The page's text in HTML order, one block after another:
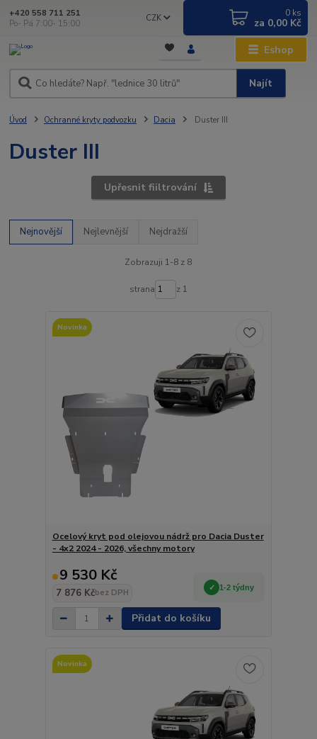
Eshop
CZK
Najít
+420 558 711 251
Po- Pá 7:00- 15:00
0 ks
za 0,00 Kč
Úvod Ochranné kryty podvozku Dacia Duster III
Duster III
Upřesnit fiiltrování
Nejnovější Nejlevnější Nejdražší
Zobrazuji 1-8 z 8
strana z 1
Novinka
Ocelový kryt pod olejovou nádrž pro Dacia Duster
- 4x2 2024 - 2026, všechny motory
9 530 Kč
7 876 Kčbez DPH
1-2 týdny
Přidat do košíku
Novinka